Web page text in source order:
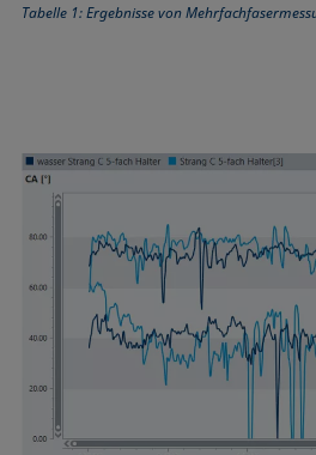
Tabelle 1: Ergebnisse von